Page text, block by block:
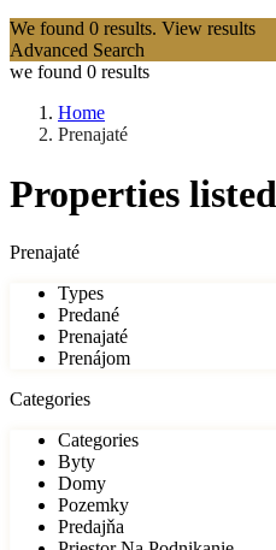
We found 0 results. View results
Advanced Search
we found 0 results
Home
Prenajaté
Properties
Prenajaté
Types
Predané
Prenajaté
Prenájom
Categories
Categories
Byty
Domy
Pozemky
Predajňa